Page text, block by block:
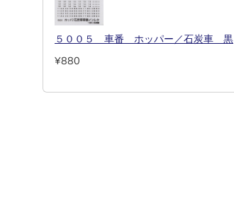
５００５ 車番 ホッパー／石炭車 黒
¥880